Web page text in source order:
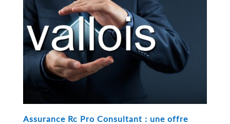
Assurance Rc Pro Consultant : une offre